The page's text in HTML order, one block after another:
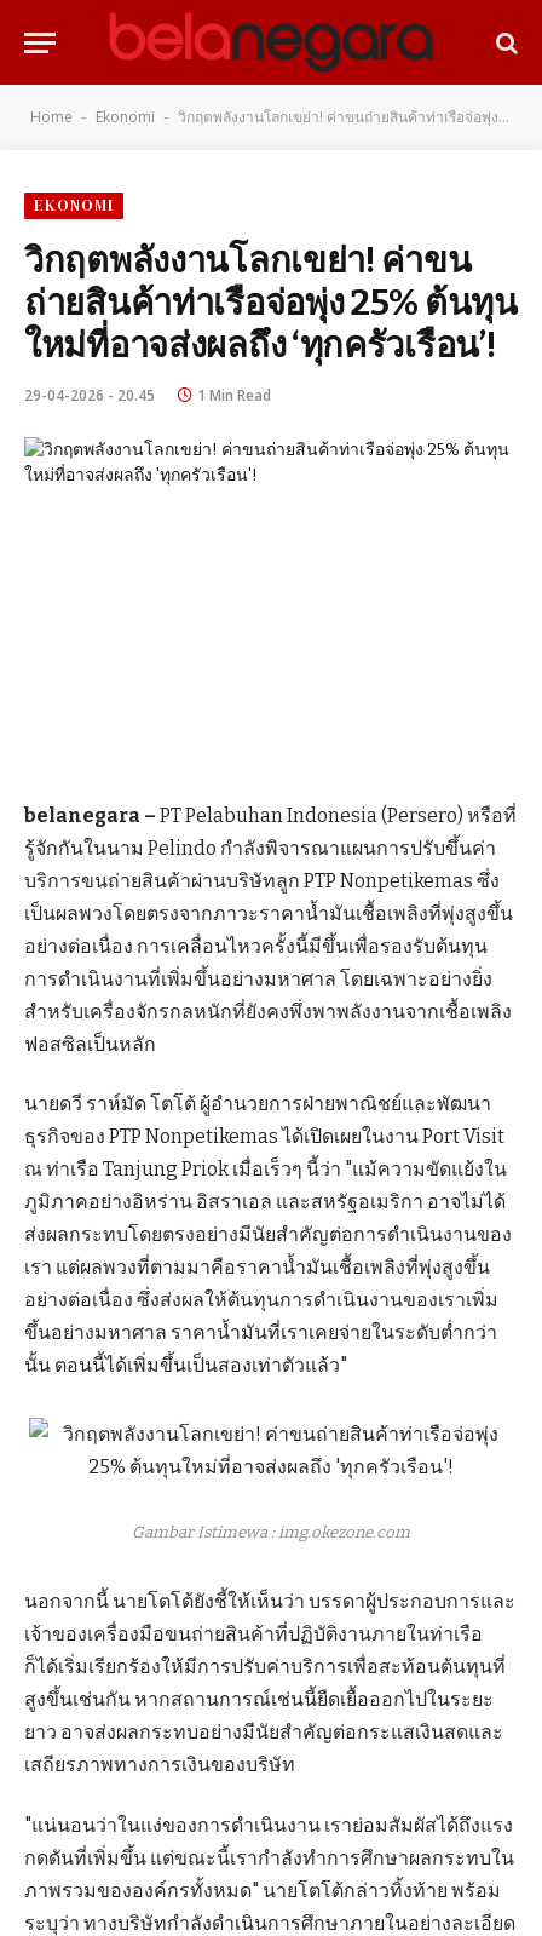
Home - Ekonomi - วิกฤตพลังงานโลกเขย่า! ค่าขนถ่ายสินค้าท่าเรือจ่อพุ่ง 25% ต้นทุนใหม่ที่อาจส่งผลถึง ‘ทุกครัวเรือน’!
EKONOMI
วิกฤตพลังงานโลกเขย่า! ค่าขน
ถ่ายสินค้าท่าเรือจ่อพุ่ง 25% ต้นทุน
ใหม่ที่อาจส่งผลถึง ‘ทุกครัวเรือน’!
29-04-2026 - 20.45 1 Min Read
belanegara – PT Pelabuhan Indonesia (Persero) หรือที่
รู้จักกันในนาม Pelindo กำลังพิจารณาแผนการปรับขึ้นค่า
บริการขนถ่ายสินค้าผ่านบริษัทลูก PTP Nonpetikemas ซึ่ง
เป็นผลพวงโดยตรงจากภาวะราคาน้ำมันเชื้อเพลิงที่พุ่งสูงขึ้น
อย่างต่อเนื่อง การเคลื่อนไหวครั้งนี้มีขึ้นเพื่อรองรับต้นทุน
การดำเนินงานที่เพิ่มขึ้นอย่างมหาศาล โดยเฉพาะอย่างยิ่ง
สำหรับเครื่องจักรกลหนักที่ยังคงพึ่งพาพลังงานจากเชื้อเพลิง
ฟอสซิลเป็นหลัก
นายดวี ราห์มัด โตโต้ ผู้อำนวยการฝ่ายพาณิชย์และพัฒนา
ธุรกิจของ PTP Nonpetikemas ได้เปิดเผยในงาน Port Visit
ณ ท่าเรือ Tanjung Priok เมื่อเร็วๆ นี้ว่า "แม้ความขัดแย้งใน
ภูมิภาคอย่างอิหร่าน อิสราเอล และสหรัฐอเมริกา อาจไม่ได้
ส่งผลกระทบโดยตรงอย่างมีนัยสำคัญต่อการดำเนินงานของ
เรา แต่ผลพวงที่ตามมาคือราคาน้ำมันเชื้อเพลิงที่พุ่งสูงขึ้น
อย่างต่อเนื่อง ซึ่งส่งผลให้ต้นทุนการดำเนินงานของเราเพิ่ม
ขึ้นอย่างมหาศาล ราคาน้ำมันที่เราเคยจ่ายในระดับต่ำกว่า
นั้น ตอนนี้ได้เพิ่มขึ้นเป็นสองเท่าตัวแล้ว"
Gambar Istimewa : img.okezone.com
นอกจากนี้ นายโตโต้ยังชี้ให้เห็นว่า บรรดาผู้ประกอบการและ
เจ้าของเครื่องมือขนถ่ายสินค้าที่ปฏิบัติงานภายในท่าเรือ
ก็ได้เริ่มเรียกร้องให้มีการปรับค่าบริการเพื่อสะท้อนต้นทุนที่
สูงขึ้นเช่นกัน หากสถานการณ์เช่นนี้ยืดเยื้อออกไปในระยะ
ยาว อาจส่งผลกระทบอย่างมีนัยสำคัญต่อกระแสเงินสดและ
เสถียรภาพทางการเงินของบริษัท
"แน่นอนว่าในแง่ของการดำเนินงาน เราย่อมสัมผัสได้ถึงแรง
กดดันที่เพิ่มขึ้น แต่ขณะนี้เรากำลังทำการศึกษาผลกระทบใน
ภาพรวมขององค์กรทั้งหมด" นายโตโต้กล่าวทิ้งท้าย พร้อม
ระบุว่า ทางบริษัทกำลังดำเนินการศึกษาภายในอย่างละเอียด